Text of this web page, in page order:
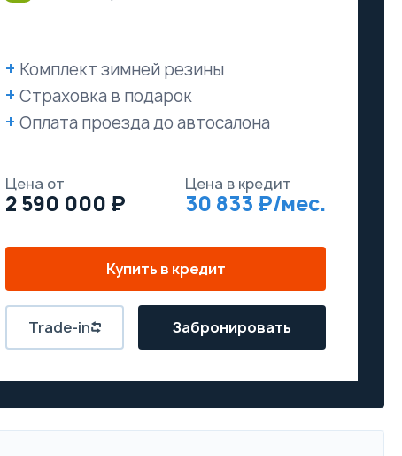
Комплект зимней резины
Страховка в подарок
Оплата проезда до автосалона
Цена от
2 590 000
Цена в кредит
30 833
Купить в кредит
Trade-in Забронировать